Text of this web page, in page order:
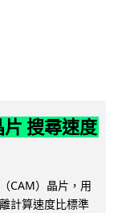
搜尋速度
CAM）晶片，用
計算速度比標準